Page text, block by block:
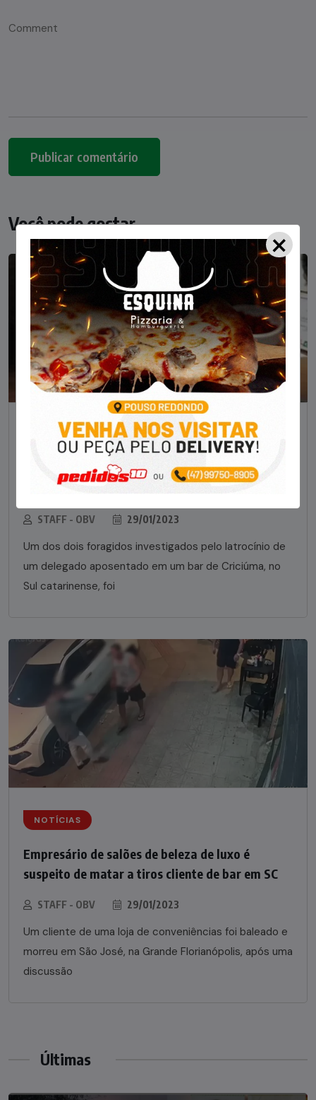
Você pode gostar
NOTÍCIAS
Foragido pela morte de delegado aposentado
em bar morre em confronto com a polícia em SC
STAFF - OBV 29/01/2023
Um dos dois foragidos investigados pelo latrocínio de
um delegado aposentado em um bar de Criciúma, no
Sul catarinense, foi
NOTÍCIAS
Empresário de salões de beleza de luxo é
suspeito de matar a tiros cliente de bar em SC
STAFF - OBV 29/01/2023
Um cliente de uma loja de conveniências foi baleado e
morreu em São José, na Grande Florianópolis, após uma
discussão
Últimas
×